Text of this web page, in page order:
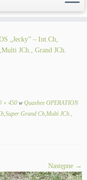
„Jecky” – Int.Ch,
JCh., Grand JCh.
× 450 w Quashee OPERATION
Grand Ch,Multi JCh.,
Następne →